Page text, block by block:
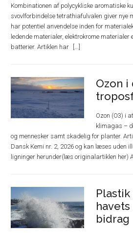
Kombinationen af polycykliske aromatiske
svovlforbindelse tetrathiafulvalen giver nye
har potentiel anvendelse inden for
ledende materialer, elektrokrome materialer
batterier. Artiklen har
Ozon i
Ozon (O3) i
klimagas –
og mennesker samt skadelig for planter.
Dansk Kemi nr. 2, 2026 og kan læses uden
ligninger herunder(læs originalartiklen her)
bidrag